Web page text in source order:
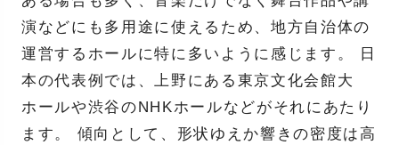
演などにも多用途に使えるため、地方自治体の
運営するホールに特に多いように感じます。 日
本の代表例では、上野にある東京文化会館大
ホールや渋谷のNHKホールなどがそれにあたり
ます。 傾向として、形状ゆえか響きの密度は高